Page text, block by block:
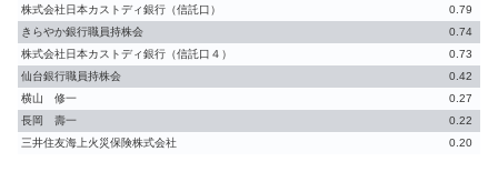
株式会社日本カストディ銀行（信託口）
0.79
きらやか銀行職員持株会
0.74
株式会社日本カストディ銀行（信託口４）
0.73
仙台銀行職員持株会
0.42
横山 修一
0.27
長岡 壽一
0.22
三井住友海上火災保険株式会社
0.20